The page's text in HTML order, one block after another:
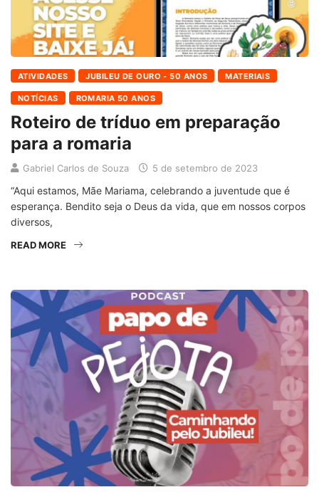
ATIVIDADES JUBILEU DE OURO - 50 ANOS MATERIAIS
NOTÍCIAS ROMARIA 50 ANOS
Roteiro de tríduo em preparação
para a romaria
Gabriel Carlos de Souza 5 de setembro de 2023
“Aqui estamos, Mãe Mariama, celebrando a juventude que é
esperança. Bendito seja o Deus da vida, que em nossos corpos
diversos,
READ MORE